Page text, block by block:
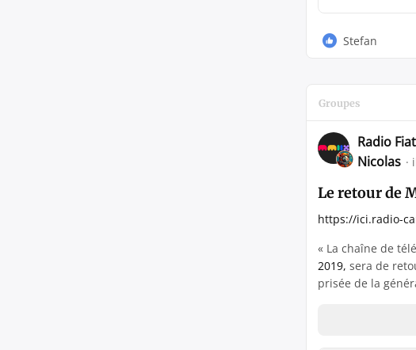
Stefan
Groupes
Radio
Nicolas
Le retour de
https://ici.radio-
« La chaîne de
2019, sera de
prisée de la